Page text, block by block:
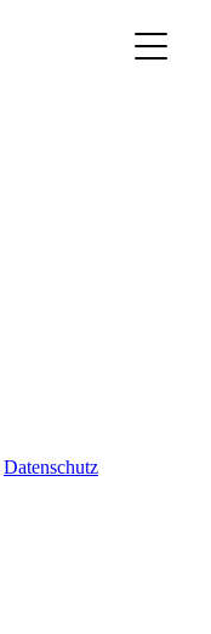
Datenschutz